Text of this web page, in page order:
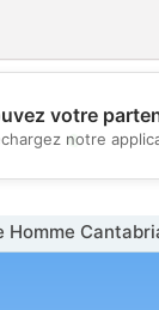
💖
votre
notre
Homme